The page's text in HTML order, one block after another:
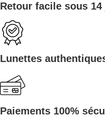
Retour facile sous
Lunettes
Paiements 100%